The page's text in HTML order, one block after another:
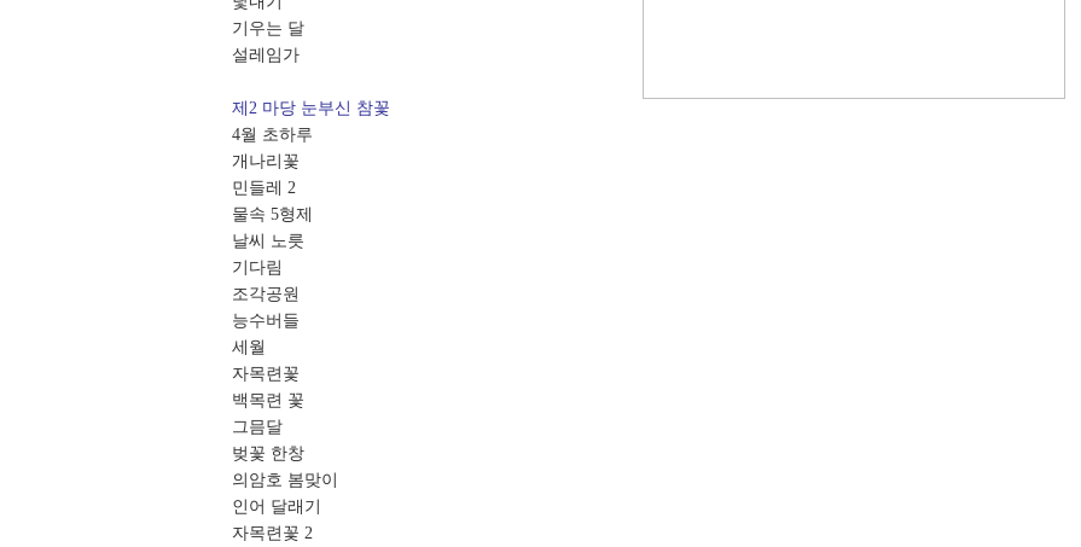
기우는 달
설레임가
제2 마당 눈부신 참꽃
4월 초하루
개나리꽃
민들레 2
물속 5형제
날씨 노릇
기다림
조각공원
능수버들
세월
자목련꽃
백목련 꽃
그믐달
벚꽃 한창
의암호 봄맞이
인어 달래기
자목련꽃 2